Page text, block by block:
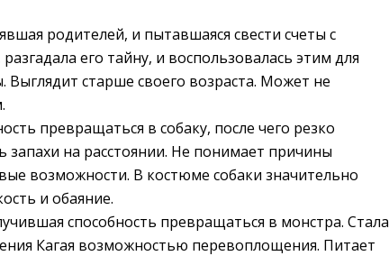
родителей, и пытавшаяся свести счеты с
его тайну, и воспользовалась этим для
Выглядит старше своего возраста. Может не
превращаться в собаку, после чего резко
запахи на расстоянии. Не понимает причины
возможности. В костюме собаки значительно
и обаяние.
способность превращаться в монстра. Стала
Кагая возможностью перевоплощения. Питает